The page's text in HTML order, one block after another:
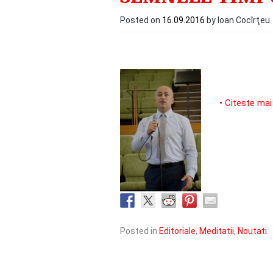
Posted on 16.09.2016 by Ioan Cocîrţeu
• Citeste
Posted in Editoriale, Meditatii, Noutati.